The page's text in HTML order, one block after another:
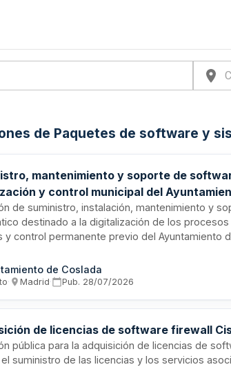
de Paquetes de software y
mantenimiento y soporte de
y control municipal del
de suministro, instalación, mantenimiento y
destinado a la digitalización de los
y control permanente previo del Ayuntamiento
con la inspección y supervisión de
del software, formación de usuarios,
para garantizar el correcto funcionamiento
de Coslada
· Madrid· Pub. 28/07/2026
de licencias de software firewall
pública para la adquisición de licencias de
suministro de las licencias y los servicios